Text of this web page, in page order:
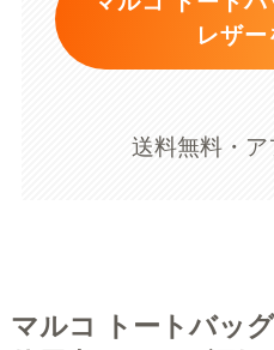
レザ
送料無料・
マルコ トートバッ